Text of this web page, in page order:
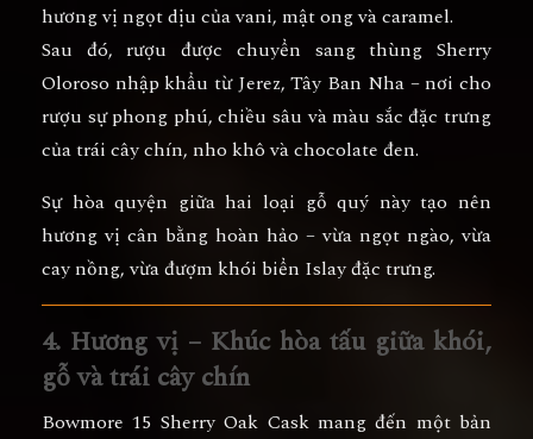
hương vị ngọt dịu của vani, mật ong và caramel.
Sau đó, rượu được chuyển sang thùng Sherry
Oloroso nhập khẩu từ Jerez, Tây Ban Nha – nơi cho
rượu sự phong phú, chiều sâu và màu sắc đặc trưng
của trái cây chín, nho khô và chocolate đen.
Sự hòa quyện giữa hai loại gỗ quý này tạo nên
hương vị cân bằng hoàn hảo – vừa ngọt ngào, vừa
cay nồng, vừa đượm khói biển Islay đặc trưng.
4. Hương vị – Khúc hòa tấu giữa khói,
gỗ và trái cây chín
Bowmore 15 Sherry Oak Cask mang đến một bản